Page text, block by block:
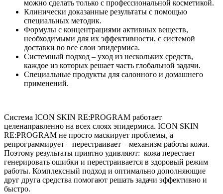
можно сделать только с профессиональной косметикой.
Клинически доказанные результаты с помощью
специальных методик.
Формулы с концентрациями активных веществ,
необходимыми для их эффективности, с системой
доставки во все слои эпидермиса.
Системный подход – уход из нескольких средств,
каждое из которых решает часть глобальной задачи.
Специальные продукты для салонного и домашнего
применений.
Система ICON SKIN RE:PROGRAM работает
целенаправленно на всех слоях эпидермиса. ICON SKIN
RE:PROGRAM не просто маскирует проблемы, а
репрограммирует – перестраивает – механизм работы кожи.
Поэтому результаты приятно удивляют: кожа перестает
генерировать ошибки и перестраивается в здоровый режим
работы. Комплексный подход и оптимально дополняющие
друг друга средства помогают решать задачи эффективно и
быстро.